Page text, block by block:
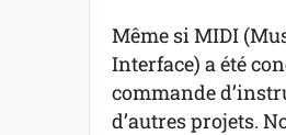
Même si MIDI
Interface) a été
commande
d’autres projets.